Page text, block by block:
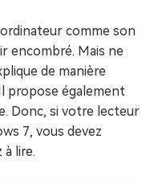
comme son
encombré. Mais ne
de manière
propose également
Donc, si votre lecteur
7, vous devez
lire.